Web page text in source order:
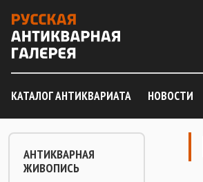
КАТАЛОГ АНТИКВАРИАТА НОВОСТИ
АНТИКВАРНАЯ
ЖИВОПИСЬ